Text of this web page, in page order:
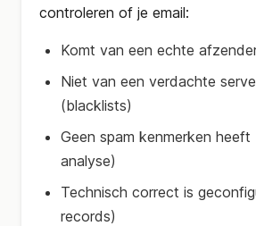
controleren of je email:
Komt van een echte
Niet van een verdachte
(blacklists)
Geen spam kenmerken
analyse)
Technisch correct is
records)